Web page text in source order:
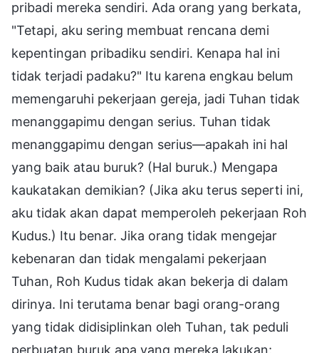
pribadi mereka sendiri. Ada orang yang berkata,
"Tetapi, aku sering membuat rencana demi
kepentingan pribadiku sendiri. Kenapa hal ini
tidak terjadi padaku?" Itu karena engkau belum
memengaruhi pekerjaan gereja, jadi Tuhan tidak
menanggapimu dengan serius. Tuhan tidak
menanggapimu dengan serius—apakah ini hal
yang baik atau buruk? (Hal buruk.) Mengapa
kaukatakan demikian? (Jika aku terus seperti ini,
aku tidak akan dapat memperoleh pekerjaan Roh
Kudus.) Itu benar. Jika orang tidak mengejar
kebenaran dan tidak mengalami pekerjaan
Tuhan, Roh Kudus tidak akan bekerja di dalam
dirinya. Ini terutama benar bagi orang-orang
yang tidak didisiplinkan oleh Tuhan, tak peduli
perbuatan buruk apa yang mereka lakukan;